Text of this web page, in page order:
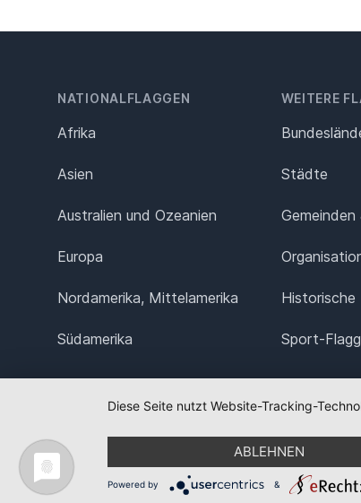
NATIONALFLAGGEN
Afrika
Asien
Australien und Ozeanien
Europa
Nordamerika, Mittelamerika
Südamerika
WEITERE
Städte
Gemeinden
Historische
Sport-
Diese Seite nutzt Website-Tracking-
ABLEHNEN
Powered by &